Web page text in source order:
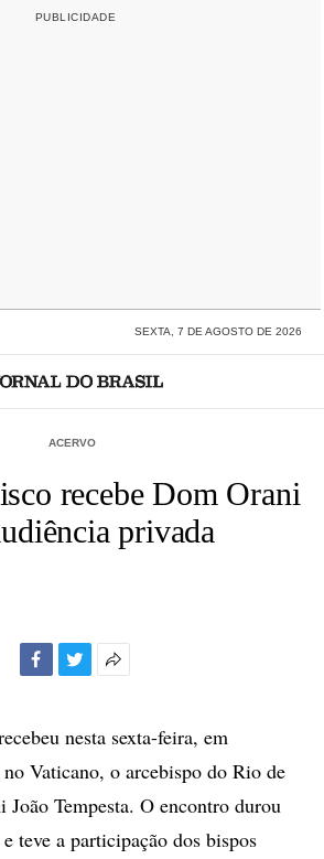
SEXTA, 7 DE AGOSTO DE 2026
ACERVO
recebe Dom Orani
privada
compartilhamento
nesta sexta-feira, em
Vaticano, o arcebispo do Rio de
João Tempesta. O encontro durou
teve a participação dos bispos